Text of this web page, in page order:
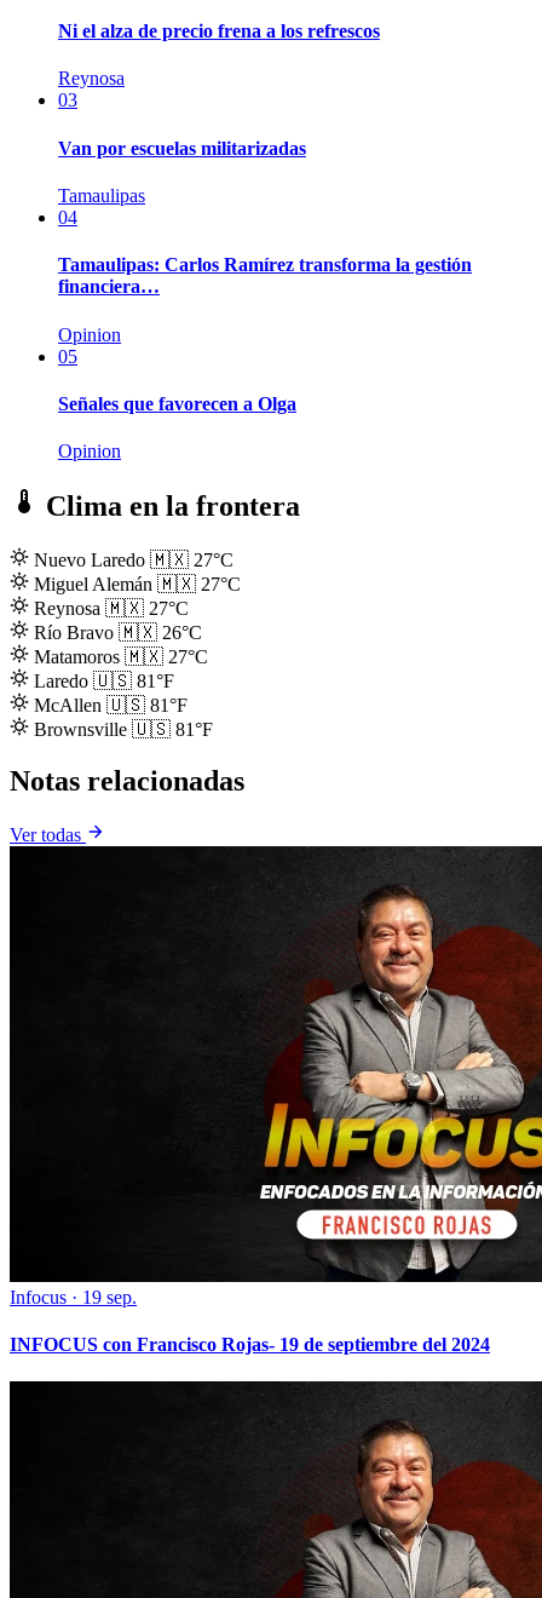
Ni el alza de precio frena a los refrescos
Reynosa
03
Van por escuelas militarizadas
Tamaulipas
04
Tamaulipas: Carlos Ramírez transforma la gestión
financiera…
Opinion
05
Señales que favorecen a Olga
Opinion
Clima en la frontera
Nuevo Laredo 🇲🇽 27°C
Miguel Alemán 🇲🇽 27°C
Reynosa 🇲🇽 27°C
Río Bravo 🇲🇽 26°C
Matamoros 🇲🇽 27°C
Laredo 🇺🇸 81°F
McAllen 🇺🇸 81°F
Brownsville 🇺🇸 81°F
Notas relacionadas
Ver todas
Infocus · 19 sep.
INFOCUS con Francisco Rojas- 19 de septiembre del 2024